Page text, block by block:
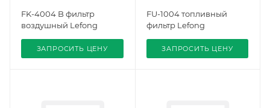
FK-4004 B фильтр
воздушный Lefong
ЗАПРОСИТЬ ЦЕНУ
FU-1004 топливный
фильтр Lefong
ЗАПРОСИТЬ ЦЕНУ